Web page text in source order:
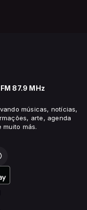
87.9 MHz
músicas, notícias,
arte, agenda
más.